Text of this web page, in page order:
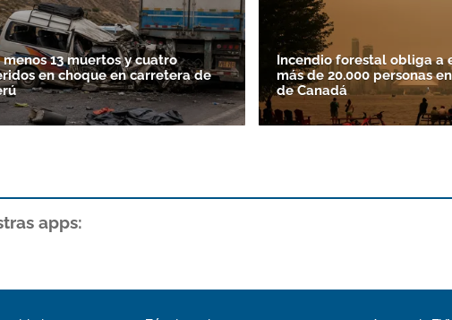
menos 13 muertos y cuatro
en choque en carretera de
Incendio forestal obliga a
más de 20.000 personas
de Canadá
apps: